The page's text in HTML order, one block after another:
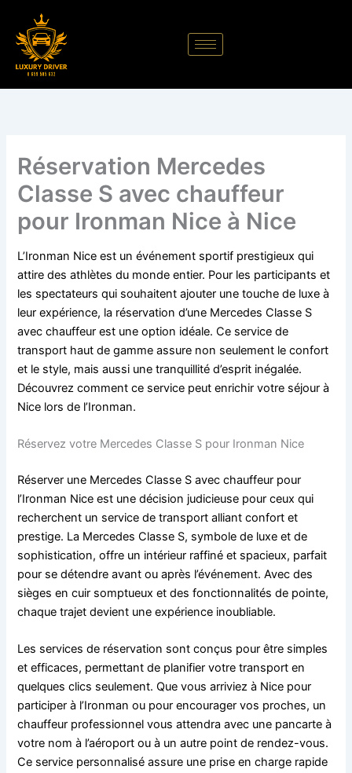
contenu
Réservation Mercedes
Classe S avec chauffeur
pour Ironman Nice à Nice
L’Ironman Nice est un événement sportif prestigieux qui
attire des athlètes du monde entier. Pour les participants et
les spectateurs qui souhaitent ajouter une touche de luxe à
leur expérience, la réservation d’une Mercedes Classe S
avec chauffeur est une option idéale. Ce service de
transport haut de gamme assure non seulement le confort
et le style, mais aussi une tranquillité d’esprit inégalée.
Découvrez comment ce service peut enrichir votre séjour à
Nice lors de l’Ironman.
Réservez votre Mercedes Classe S pour Ironman Nice
Réserver une Mercedes Classe S avec chauffeur pour
l’Ironman Nice est une décision judicieuse pour ceux qui
recherchent un service de transport alliant confort et
prestige. La Mercedes Classe S, symbole de luxe et de
sophistication, offre un intérieur raffiné et spacieux, parfait
pour se détendre avant ou après l’événement. Avec des
sièges en cuir somptueux et des fonctionnalités de pointe,
chaque trajet devient une expérience inoubliable.
Les services de réservation sont conçus pour être simples
et efficaces, permettant de planifier votre transport en
quelques clics seulement. Que vous arriviez à Nice pour
participer à l’Ironman ou pour encourager vos proches, un
chauffeur professionnel vous attendra avec une pancarte à
votre nom à l’aéroport ou à un autre point de rendez-vous.
Ce service personnalisé assure une prise en charge rapide